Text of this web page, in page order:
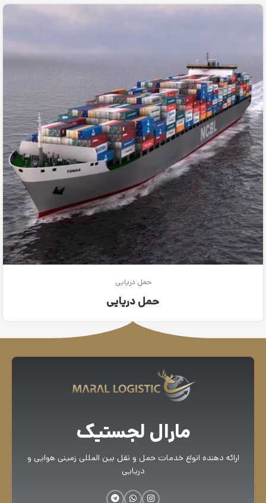
حمل دریایی
حمل دریایی
مارال لجستیک
ارائه دهنده انواع خدمات حمل و نقل بین المللی زمینی هوایی و
دریایی